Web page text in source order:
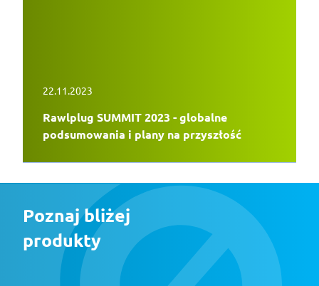
22.11.2023
Rawlplug SUMMIT 2023 - globalne
podsumowania i plany na przyszłość
Poznaj bliżej
produkty